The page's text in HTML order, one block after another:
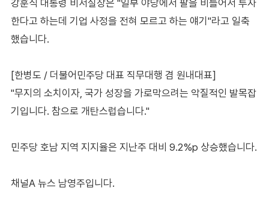
강훈식 대통령 비서실장은 "일부 야당에서 팔을 비틀어서 투자
한다고 하는데 기업 사정을 전혀 모르고 하는 얘기"라고 일축
했습니다.
[한병도 / 더불어민주당 대표 직무대행 겸 원내대표]
"무지의 소치이자, 국가 성장을 가로막으려는 악질적인 발목잡
기입니다. 참으로 개탄스럽습니다."
민주당 호남 지역 지지율은 지난주 대비 9.2%p 상승했습니다.
채널A 뉴스 남영주입니다.